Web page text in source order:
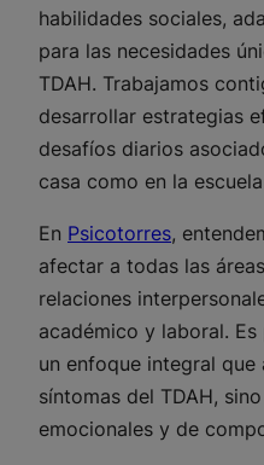
habilidades sociales,
para las necesidades
TDAH. Trabajamos
desarrollar estrategias
desafíos diarios
casa como en la
En Psicotorres,
afectar a todas las
relaciones
académico y laboral.
un enfoque integral
síntomas del TDAH,
emocionales y de